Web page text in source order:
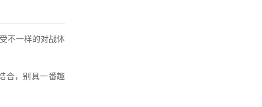
不一样的对战体
合，别具一番趣